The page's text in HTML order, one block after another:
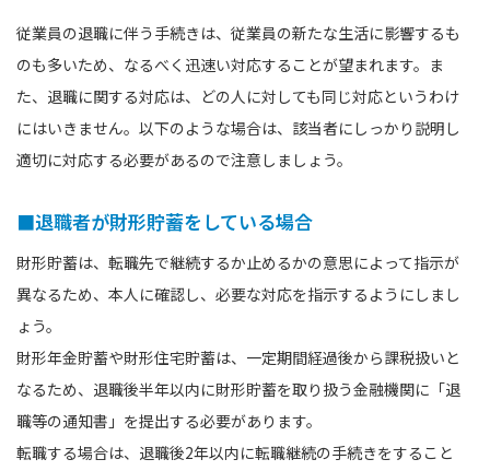
従業員の退職に伴う手続きは、従業員の新たな生活に影響するも
のも多いため、なるべく迅速い対応することが望まれます。ま
た、退職に関する対応は、どの人に対しても同じ対応というわけ
にはいきません。以下のような場合は、該当者にしっかり説明し
適切に対応する必要があるので注意しましょう。
■退職者が財形貯蓄をしている場合
財形貯蓄は、転職先で継続するか止めるかの意思によって指示が
異なるため、本人に確認し、必要な対応を指示するようにしまし
ょう。
財形年金貯蓄や財形住宅貯蓄は、一定期間経過後から課税扱いと
なるため、退職後半年以内に財形貯蓄を取り扱う金融機関に「退
職等の通知書」を提出する必要があります。
転職する場合は、退職後2年以内に転職継続の手続きをすること